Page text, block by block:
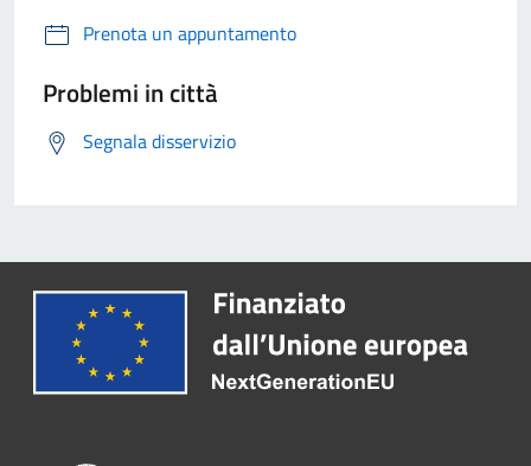
Prenota un appuntamento
Problemi in città
Segnala disservizio